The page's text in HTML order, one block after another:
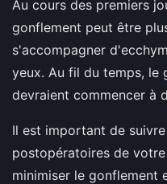
Au cours des premiers
gonflement peut être
s'accompagner
yeux. Au fil du temps, le
devraient commencer à
Il est important de
postopératoires de
minimiser le gonflement